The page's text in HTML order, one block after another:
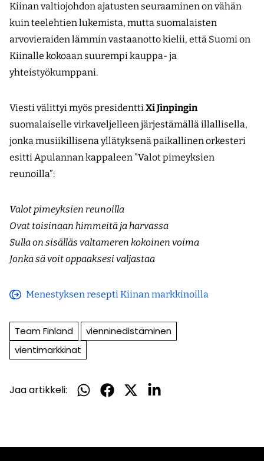
Kiinan valtiojohdon ajatusten seuraaminen on vähän
kuin teelehtien lukemista, mutta suomalaisten
arvovieraiden lämmin vastaanotto kielii, että Suomi on
Kiinalle kokoaan suurempi kauppa- ja
yhteistyökumppani.
Viesti välittyi myös presidenttiXi Jinpingin
suomalaiselle virkaveljelleen järjestämällä illallisella,
jonka musiikillisena yllätyksenä paikallinen orkesteri
esitti Apulannan kappaleen ”Valot pimeyksien
reunoilla”:
Valot pimeyksien reunoilla
Ovat toisinaan himmeitä ja harvassa
Sulla on sisälläs valtameren kokoinen voima
Jonka sä voit oppaaksesi valjastaa
Menestyksen resepti Kiinan markkinoilla
(avautuu
ikkunaan)
Team Finland
vienninedistäminen
vientimarkkinat
Jaa artikkeli:
Jaa
Jaa
Jaa
Jaa